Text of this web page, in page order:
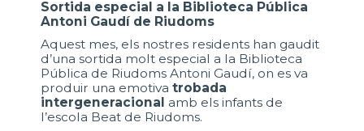
Sortida especial a la Biblioteca Pública
Antoni Gaudí de Riudoms
Aquest mes, els nostres residents han gaudit
d’una sortida molt especial a la Biblioteca
Pública de Riudoms Antoni Gaudí, on es va
produir una emotiva trobada
intergeneracional amb els infants de
l’escola Beat de Riudoms.